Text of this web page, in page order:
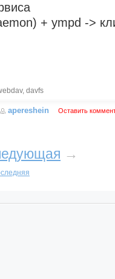
+ ympd ->
, davfs
apereshein Оставить
→